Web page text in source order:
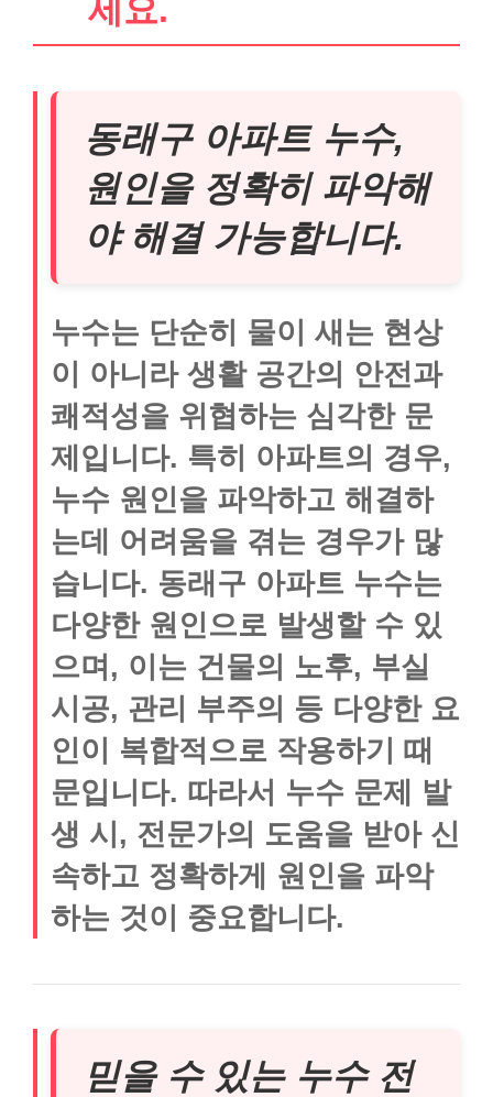
세요.
동래구 아파트 누수,
원인을 정확히 파악해
야 해결 가능합니다.
누수는 단순히 물이 새는 현상
이 아니라 생활 공간의 안전과
쾌적성을 위협하는 심각한 문
제입니다. 특히 아파트의 경우,
누수 원인을 파악하고 해결하
는데 어려움을 겪는 경우가 많
습니다. 동래구 아파트 누수는
다양한 원인으로 발생할 수 있
으며, 이는 건물의 노후, 부실
시공, 관리 부주의 등 다양한 요
인이 복합적으로 작용하기 때
문입니다. 따라서 누수 문제 발
생 시, 전문가의 도움을 받아 신
속하고 정확하게 원인을 파악
하는 것이 중요합니다.
믿을 수 있는 누수 전